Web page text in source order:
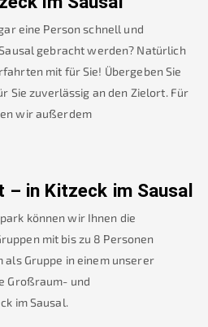
eine Person schnell und
gebracht werden? Natürlich
mit für Sie! Übergeben Sie
Sie zuverlässig an den Zielort. Für
wir außerdem
– in Kitzeck im Sausal
können wir Ihnen die
mit bis zu 8 Personen
als Gruppe in einem unserer
Großraum- und
im Sausal.